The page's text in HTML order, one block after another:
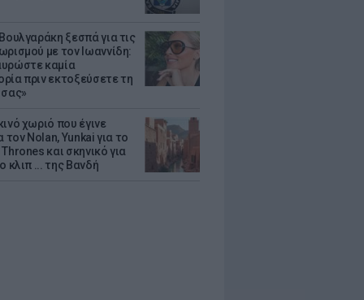
ξεσπά για τις
με τον Ιωαννίδη:
καμία
πριν εκτοξεύσετε τη
χωριό που έγινε
τον Nolan, Yunkai για το
και σκηνικό για
κλιπ ... της Βανδή